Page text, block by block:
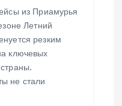
из Приамурья
Летний
резким
ключевых
не стали